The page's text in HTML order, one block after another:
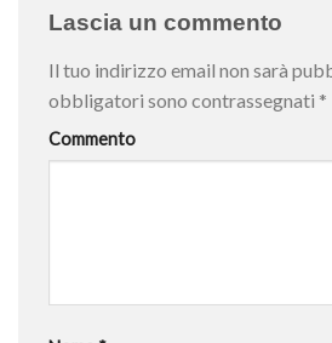
Lascia un commento
Il tuo indirizzo email non sarà
obbligatori sono contrassegnati *
Commento